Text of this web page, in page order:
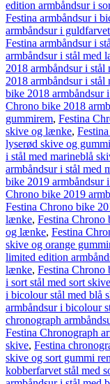
edition armbåndsur i
Festina armbåndsur i
armbåndsur i
Festina armbåndsur i
armbåndsur i stål med
2018 armbåndsur i
2018 armbåndsur i
bike 2018 armbåndsur
Chrono bike 2018
gummirem, Festina
skive og lænke,
lyserød skive og
i stål med marineblå
armbåndsur i stål med
bike 2019 armbåndsur
Chrono bike 2019
Festina Chrono bike
lænke, Festina Chrono
og lænke, Festina
skive og orange
limited edition
lænke, Festina Chrono
i sort stål med sort
i bicolour stål med blå
armbåndsur i bicolour
chronograph
Festina Chronograph
skive, Festina
skive og sort gummi
kobberfarvet stål med